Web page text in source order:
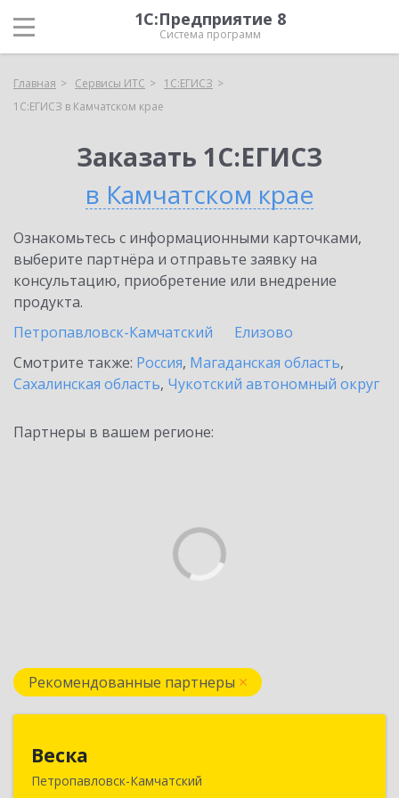
1С:Предприятие 8
Система программ
Главная Сервисы ИТС
1С:ЕГИСЗ
1С:ЕГИСЗ в Камчатском крае
Заказать 1С:ЕГИСЗ
в Камчатском крае
Ознакомьтесь с информационными карточками,
выберите партнёра и отправьте заявку на
консультацию, приобретение или внедрение
продукта.
Петропавловск-Камчатский
Елизово
Смотрите также: Россия, Магаданская область,
Сахалинская область, Чукотский автономный округ
Партнеры в вашем регионе:
Рекомендованные партнеры
Веска
Петропавловск-Камчатский
683031, Камчатский край, Петропавловск-